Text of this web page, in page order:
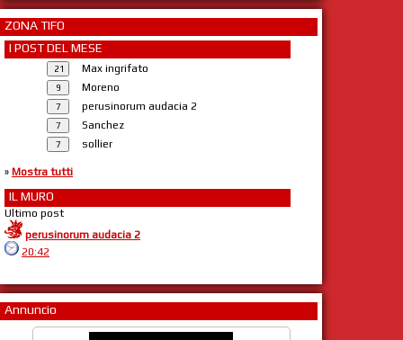
ZONA TIFO
I POST DEL MESE
Max ingrifato
Moreno
perusinorum audacia 2
Sanchez
sollier
» Mostra tutti
IL MURO
Ultimo post
perusinorum audacia 2
20:42
Annuncio